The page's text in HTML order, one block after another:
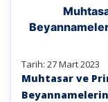
Tarih: 27 Mart 2023
Muhtasar ve